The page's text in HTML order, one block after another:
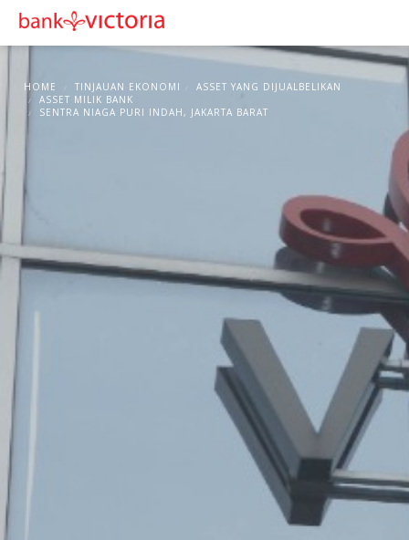
HOME TINJAUAN EKONOMI
ASSET YANG DIJUALBELIKAN
ASSET MILIK BANK
SENTRA NIAGA PURI INDAH, JAKARTA BARAT